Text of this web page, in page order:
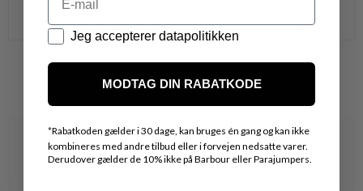
Kontakt din nærmeste forretning for ydeligere info.
vedr. den ønskede vare.
VARER FRA SAMME MÆRKE
Datapolitik
Jeg accepterer datapolitikken
MODTAG DIN RABATKODE
*Rabatkoden gælder i 30 dage, kan bruges én gang og kan ikke
kombineres med andre tilbud eller i forvejen nedsatte varer.
Derudover gælder de 10% ikke på Barbour eller Parajumpers.